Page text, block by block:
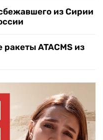
из Сирии
ATACMS из